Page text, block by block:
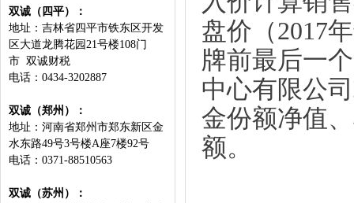
双诚（四平）：
地址：吉林省四平市铁东区开发
区大道龙腾花园21号楼108门
市 双诚财税
电话：0434-3202887
双诚（郑州）：
地址：河南省郑州市郑东新区金
水东路49号3号楼A座7楼92号
电话：0371-88510563
双诚（苏州）：
盘价（2017
牌前最后一
中心有限公
金份额净值
额。